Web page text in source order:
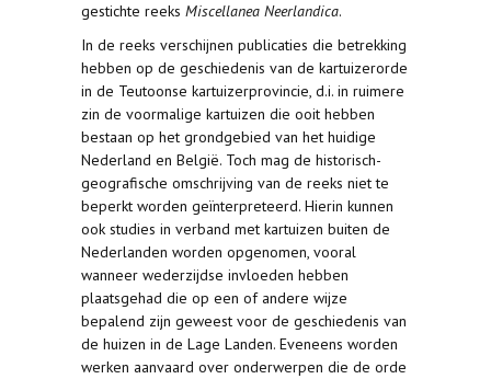
gestichte reeks Miscellanea Neerlandica.
In de reeks verschijnen publicaties die betrekking
hebben op de geschiedenis van de kartuizerorde
in de Teutoonse kartuizerprovincie, d.i. in ruimere
zin de voormalige kartuizen die ooit hebben
bestaan op het grondgebied van het huidige
Nederland en België. Toch mag de historisch-
geografische omschrijving van de reeks niet te
beperkt worden geïnterpreteerd. Hierin kunnen
ook studies in verband met kartuizen buiten de
Nederlanden worden opgenomen, vooral
wanneer wederzijdse invloeden hebben
plaatsgehad die op een of andere wijze
bepalend zijn geweest voor de geschiedenis van
de huizen in de Lage Landen. Eveneens worden
werken aanvaard over onderwerpen die de orde